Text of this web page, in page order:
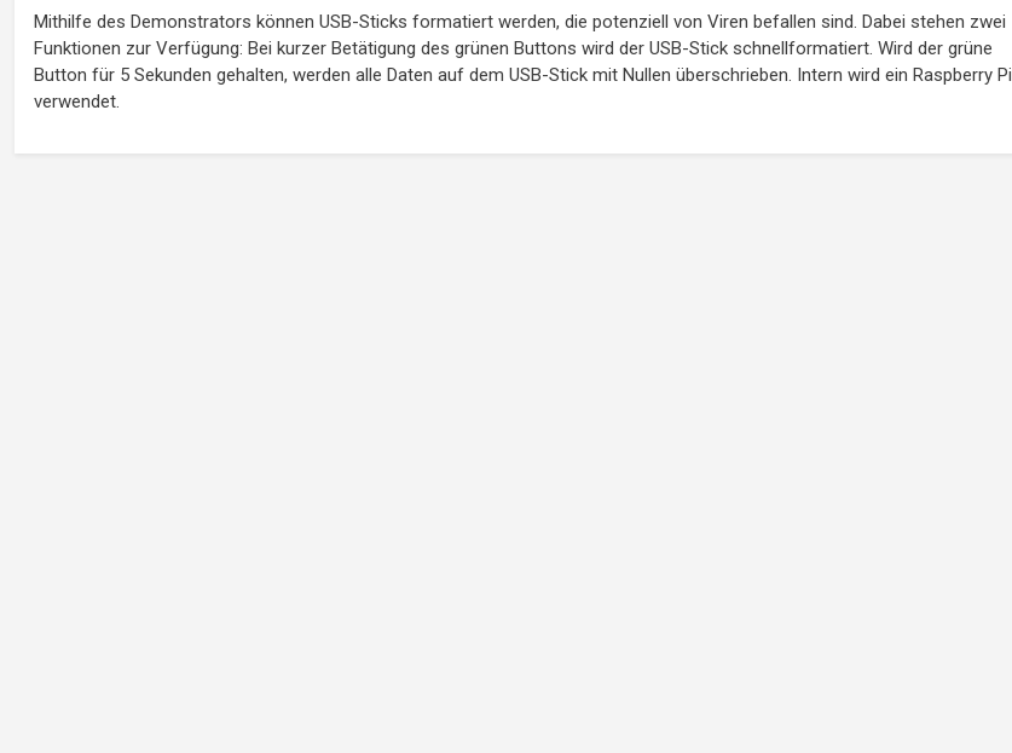
Mithilfe des Demonstrators können USB-Sticks formatiert werden, die potenziell von Viren befallen sind. Dabei stehen zwei
Funktionen zur Verfügung: Bei kurzer Betätigung des grünen Buttons wird der USB-Stick schnellformatiert. Wird der grüne
Button für 5 Sekunden gehalten, werden alle Daten auf dem USB-Stick mit Nullen überschrieben. Intern wird ein Raspberry Pi
verwendet.